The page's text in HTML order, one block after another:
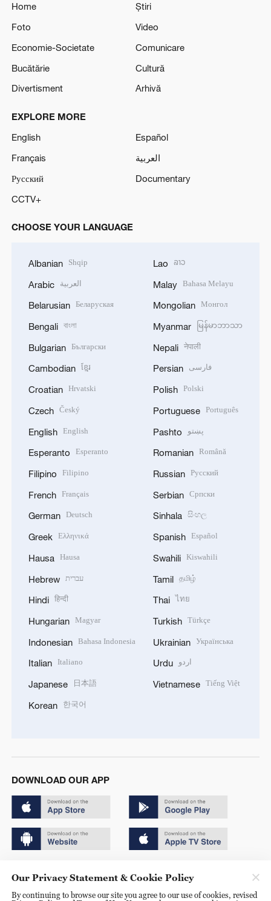
Home
Știri
Foto
Video
Economie-Societate
Comunicare
Bucătărie
Cultură
Divertisment
Arhivă
EXPLORE MORE
English
Español
Français
العربية
Русский
Documentary
CCTV+
CHOOSE YOUR LANGUAGE
Albanian Shqip
Arabic العربية
Belarusian Беларуская
Bengali বাংলা
Bulgarian Български
Cambodian ខ្មែរ
Croatian Hrvatski
Czech Český
English English
Esperanto Esperanto
Filipino Filipino
French Français
German Deutsch
Greek Ελληνικά
Hausa Hausa
Hebrew עברית
Hindi हिन्दी
Hungarian Magyar
Indonesian Bahasa Indonesia
Italian Italiano
Japanese 日本語
Korean 한국어
Lao ລາວ
Malay Bahasa Melayu
Mongolian Монгол
Myanmar မြန်မာဘာသာ
Nepali नेपाली
Persian فارسی
Polish Polski
Portuguese Português
Pashto پښتو
Romanian Română
Russian Русский
Serbian Српски
Sinhala සිංහල
Spanish Español
Swahili Kiswahili
Tamil தமிழ்
Thai ไทย
Turkish Türkçe
Ukrainian Українська
Urdu اردو
Vietnamese Tiếng Việt
DOWNLOAD OUR APP
京ICP备20000184号
Our Privacy Statement & Cookie Policy
By continuing to browse our site you agree to our use of cookies, revised